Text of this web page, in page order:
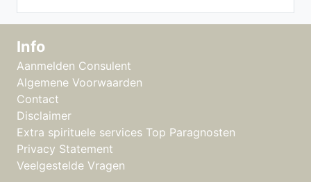
Info
Aanmelden Consulent
Algemene Voorwaarden
Contact
Disclaimer
Extra spirituele services Top Paragnosten
Privacy Statement
Veelgestelde Vragen